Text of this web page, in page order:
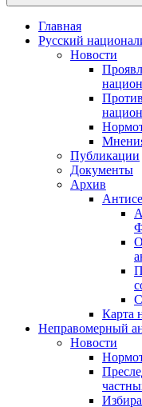
Главная
Русский
Новости
Публикации
Документы
Архив
Карта
Неправомерный
Новости